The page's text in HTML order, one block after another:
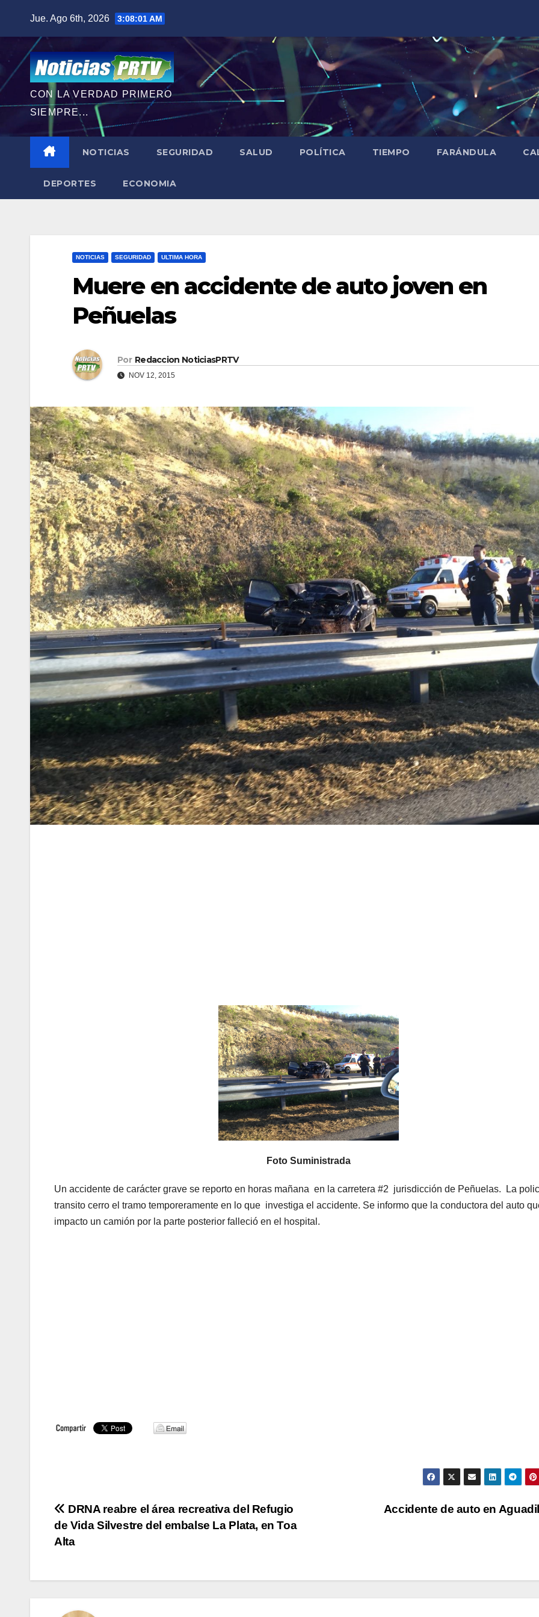
contenido
Jue. Ago 6th, 2026 3:08:02 AM
CON LA VERDAD PRIMERO
SIEMPRE...
NOTICIAS SEGURIDAD SALUD POLÍTICA TIEMPO FARÁNDULA
DEPORTES ECONOMIA
NOTICIAS SEGURIDAD ULTIMA HORA
Muere en accidente de auto joven en
Peñuelas
Por Redaccion NoticiasPRTV
NOV 12, 2015
Foto Suministrada
Un accidente de carácter grave se reporto en horas mañana en la carretera #2 jurisdicción de Peñuelas. La
transito cerro el tramo temporeramente en lo que investiga el accidente. Se informo que la conductora del auto
impacto un camión por la parte posterior falleció en el hospital.
Navegación
de
Accidente de auto en
DRNA reabre el área recreativa del Refugio
de Vida Silvestre del embalse La Plata, en Toa
Alta